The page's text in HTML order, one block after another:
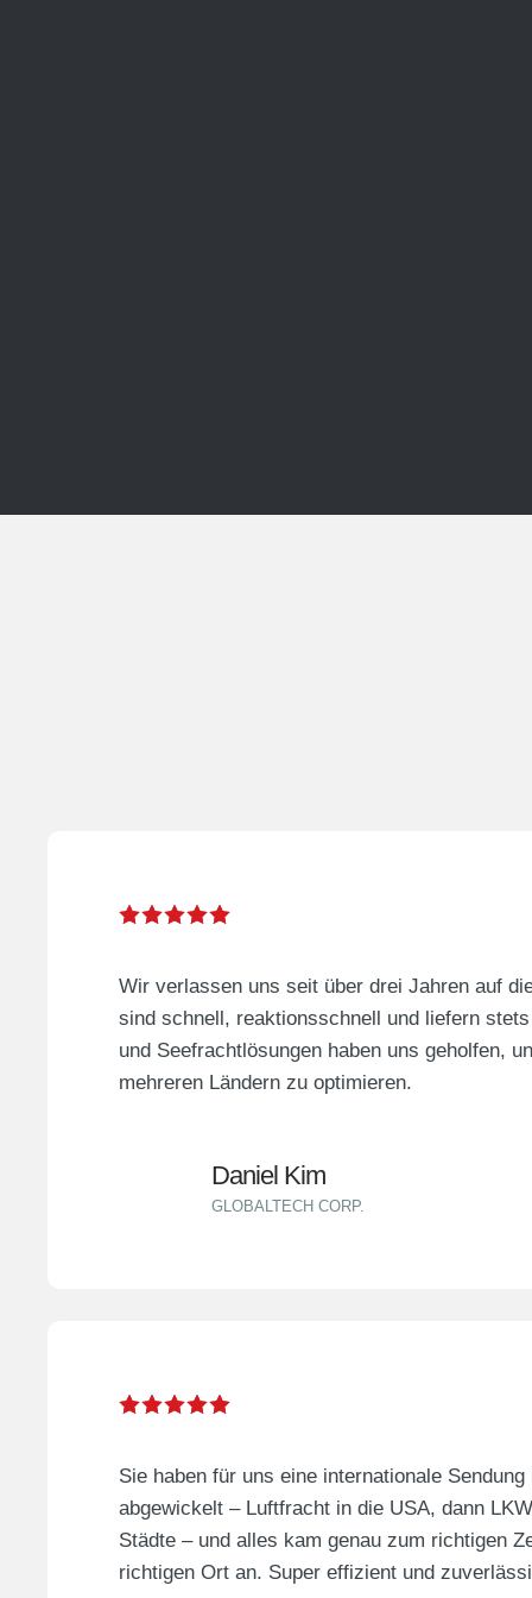
Wir verlassen uns seit über drei Jahren auf
sind schnell, reaktionsschnell und liefern
und Seefrachtlösungen haben uns geholfen,
mehreren Ländern zu optimieren.
Daniel Kim
GLOBALTECH CORP.
Sie haben für uns eine internationale
abgewickelt – Luftfracht in die USA, dann
Städte – und alles kam genau zum richtigen
richtigen Ort an. Super effizient und